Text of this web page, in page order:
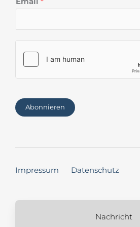
Abonnieren
Impressum Datenschutz
Nachricht